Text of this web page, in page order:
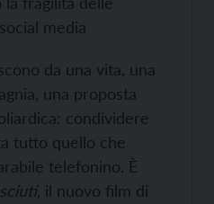
media
da una vita, una
una proposta
condividere
tutto quello che
telefonino. È
, il nuovo film di